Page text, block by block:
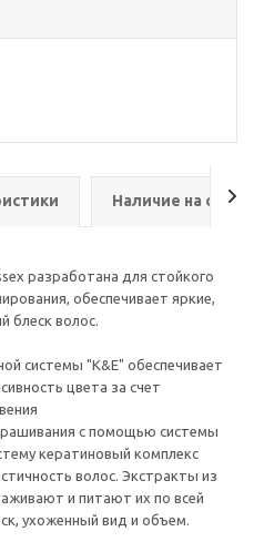
Наличие на
разработана для стойкого
обеспечивает яркие,
блеск волос.
системы "K&E" обеспечивает
цвета за счет
с помощью системы
кератиновый комплекс
волос. Экстракты из
и питают их по всей
ухоженный вид и объем.